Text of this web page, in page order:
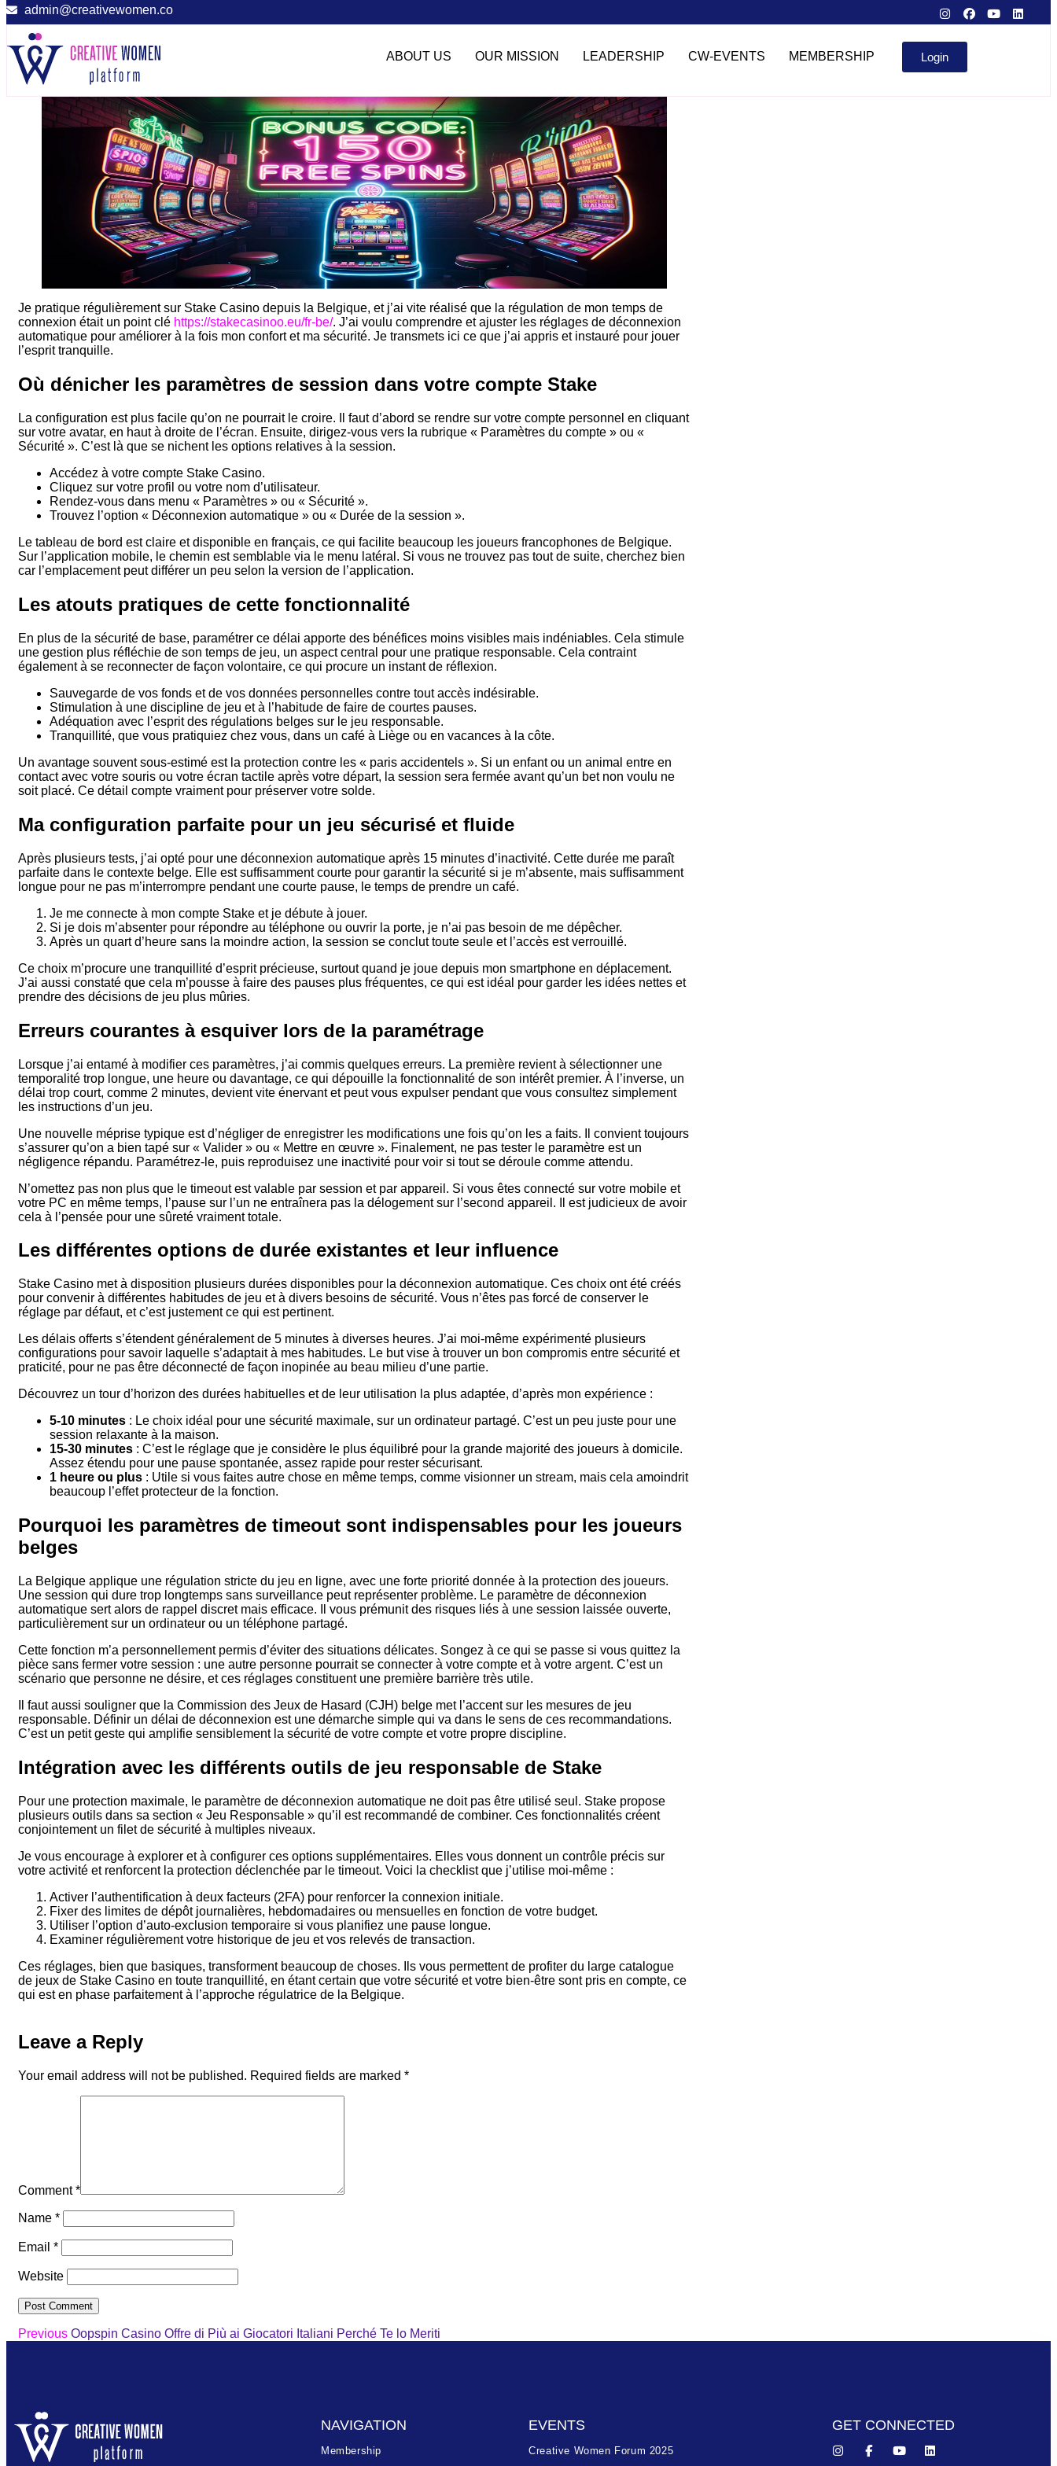
admin@creativewomen.co
ABOUT US OUR MISSION LEADERSHIP CW-EVENTS MEMBERSHIP Login
Je pratique régulièrement sur Stake Casino depuis la Belgique, et j’ai vite réalisé que la régulation de mon temps de
connexion était un point clé https://stakecasinoo.eu/fr-be/. J’ai voulu comprendre et ajuster les réglages de déconnexion
automatique pour améliorer à la fois mon confort et ma sécurité. Je transmets ici ce que j’ai appris et instauré pour jouer
l’esprit tranquille.
Où dénicher les paramètres de session dans votre compte Stake
La configuration est plus facile qu’on ne pourrait le croire. Il faut d’abord se rendre sur votre compte personnel en cliquant
sur votre avatar, en haut à droite de l’écran. Ensuite, dirigez-vous vers la rubrique « Paramètres du compte » ou «
Sécurité ». C’est là que se nichent les options relatives à la session.
Accédez à votre compte Stake Casino.
Cliquez sur votre profil ou votre nom d’utilisateur.
Rendez-vous dans menu « Paramètres » ou « Sécurité ».
Trouvez l’option « Déconnexion automatique » ou « Durée de la session ».
Le tableau de bord est claire et disponible en français, ce qui facilite beaucoup les joueurs francophones de Belgique.
Sur l’application mobile, le chemin est semblable via le menu latéral. Si vous ne trouvez pas tout de suite, cherchez bien
car l’emplacement peut différer un peu selon la version de l’application.
Les atouts pratiques de cette fonctionnalité
En plus de la sécurité de base, paramétrer ce délai apporte des bénéfices moins visibles mais indéniables. Cela stimule
une gestion plus réfléchie de son temps de jeu, un aspect central pour une pratique responsable. Cela contraint
également à se reconnecter de façon volontaire, ce qui procure un instant de réflexion.
Sauvegarde de vos fonds et de vos données personnelles contre tout accès indésirable.
Stimulation à une discipline de jeu et à l’habitude de faire de courtes pauses.
Adéquation avec l’esprit des régulations belges sur le jeu responsable.
Tranquillité, que vous pratiquiez chez vous, dans un café à Liège ou en vacances à la côte.
Un avantage souvent sous-estimé est la protection contre les « paris accidentels ». Si un enfant ou un animal entre en
contact avec votre souris ou votre écran tactile après votre départ, la session sera fermée avant qu’un bet non voulu ne
soit placé. Ce détail compte vraiment pour préserver votre solde.
Ma configuration parfaite pour un jeu sécurisé et fluide
Après plusieurs tests, j’ai opté pour une déconnexion automatique après 15 minutes d’inactivité. Cette durée me paraît
parfaite dans le contexte belge. Elle est suffisamment courte pour garantir la sécurité si je m’absente, mais suffisamment
longue pour ne pas m’interrompre pendant une courte pause, le temps de prendre un café.
Je me connecte à mon compte Stake et je débute à jouer.
Si je dois m’absenter pour répondre au téléphone ou ouvrir la porte, je n’ai pas besoin de me dépêcher.
Après un quart d’heure sans la moindre action, la session se conclut toute seule et l’accès est verrouillé.
Ce choix m’procure une tranquillité d’esprit précieuse, surtout quand je joue depuis mon smartphone en déplacement.
J’ai aussi constaté que cela m’pousse à faire des pauses plus fréquentes, ce qui est idéal pour garder les idées nettes et
prendre des décisions de jeu plus mûries.
Erreurs courantes à esquiver lors de la paramétrage
Lorsque j’ai entamé à modifier ces paramètres, j’ai commis quelques erreurs. La première revient à sélectionner une
temporalité trop longue, une heure ou davantage, ce qui dépouille la fonctionnalité de son intérêt premier. À l’inverse, un
délai trop court, comme 2 minutes, devient vite énervant et peut vous expulser pendant que vous consultez simplement
les instructions d’un jeu.
Une nouvelle méprise typique est d’négliger de enregistrer les modifications une fois qu’on les a faits. Il convient toujours
s’assurer qu’on a bien tapé sur « Valider » ou « Mettre en œuvre ». Finalement, ne pas tester le paramètre est un
négligence répandu. Paramétrez-le, puis reproduisez une inactivité pour voir si tout se déroule comme attendu.
N’omettez pas non plus que le timeout est valable par session et par appareil. Si vous êtes connecté sur votre mobile et
votre PC en même temps, l’pause sur l’un ne entraînera pas la délogement sur l’second appareil. Il est judicieux de avoir
cela à l’pensée pour une sûreté vraiment totale.
Les différentes options de durée existantes et leur influence
Stake Casino met à disposition plusieurs durées disponibles pour la déconnexion automatique. Ces choix ont été créés
pour convenir à différentes habitudes de jeu et à divers besoins de sécurité. Vous n’êtes pas forcé de conserver le
réglage par défaut, et c’est justement ce qui est pertinent.
Les délais offerts s’étendent généralement de 5 minutes à diverses heures. J’ai moi-même expérimenté plusieurs
configurations pour savoir laquelle s’adaptait à mes habitudes. Le but vise à trouver un bon compromis entre sécurité et
praticité, pour ne pas être déconnecté de façon inopinée au beau milieu d’une partie.
Découvrez un tour d’horizon des durées habituelles et de leur utilisation la plus adaptée, d’après mon expérience :
5-10 minutes : Le choix idéal pour une sécurité maximale, sur un ordinateur partagé. C’est un peu juste pour une
session relaxante à la maison.
15-30 minutes : C’est le réglage que je considère le plus équilibré pour la grande majorité des joueurs à domicile.
Assez étendu pour une pause spontanée, assez rapide pour rester sécurisant.
1 heure ou plus : Utile si vous faites autre chose en même temps, comme visionner un stream, mais cela amoindrit
beaucoup l’effet protecteur de la fonction.
Pourquoi les paramètres de timeout sont indispensables pour les joueurs
belges
La Belgique applique une régulation stricte du jeu en ligne, avec une forte priorité donnée à la protection des joueurs.
Une session qui dure trop longtemps sans surveillance peut représenter problème. Le paramètre de déconnexion
automatique sert alors de rappel discret mais efficace. Il vous prémunit des risques liés à une session laissée ouverte,
particulièrement sur un ordinateur ou un téléphone partagé.
Cette fonction m’a personnellement permis d’éviter des situations délicates. Songez à ce qui se passe si vous quittez la
pièce sans fermer votre session : une autre personne pourrait se connecter à votre compte et à votre argent. C’est un
scénario que personne ne désire, et ces réglages constituent une première barrière très utile.
Il faut aussi souligner que la Commission des Jeux de Hasard (CJH) belge met l’accent sur les mesures de jeu
responsable. Définir un délai de déconnexion est une démarche simple qui va dans le sens de ces recommandations.
C’est un petit geste qui amplifie sensiblement la sécurité de votre compte et votre propre discipline.
Intégration avec les différents outils de jeu responsable de Stake
Pour une protection maximale, le paramètre de déconnexion automatique ne doit pas être utilisé seul. Stake propose
plusieurs outils dans sa section « Jeu Responsable » qu’il est recommandé de combiner. Ces fonctionnalités créent
conjointement un filet de sécurité à multiples niveaux.
Je vous encourage à explorer et à configurer ces options supplémentaires. Elles vous donnent un contrôle précis sur
votre activité et renforcent la protection déclenchée par le timeout. Voici la checklist que j’utilise moi-même :
Activer l’authentification à deux facteurs (2FA) pour renforcer la connexion initiale.
Fixer des limites de dépôt journalières, hebdomadaires ou mensuelles en fonction de votre budget.
Utiliser l’option d’auto-exclusion temporaire si vous planifiez une pause longue.
Examiner régulièrement votre historique de jeu et vos relevés de transaction.
Ces réglages, bien que basiques, transforment beaucoup de choses. Ils vous permettent de profiter du large catalogue
de jeux de Stake Casino en toute tranquillité, en étant certain que votre sécurité et votre bien-être sont pris en compte, ce
qui est en phase parfaitement à l’approche régulatrice de la Belgique.
Leave a Reply
Your email address will not be published. Required fields are marked *
Comment*
Name *
Email *
Website
Previous Oopspin Casino Offre di Più ai Giocatori Italiani Perché Te lo Meriti
NAVIGATION
Membership
EVENTS
Creative Women Forum 2025
GET CONNECTED